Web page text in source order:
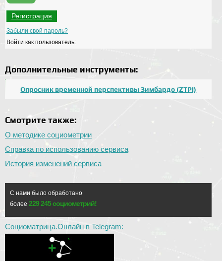
Регистрация
Забыли свой пароль?
Войти как пользователь:
Дополнительные инструменты:
Опросник временной перспективы Зимбардо (ZTPI)
Смотрите также:
О методике социометрии
Справка по использованию сервиса
История изменений сервиса
С нами было обработано
более 229 245 социометрий!
Социоматрица.Онлайн в Telegram: